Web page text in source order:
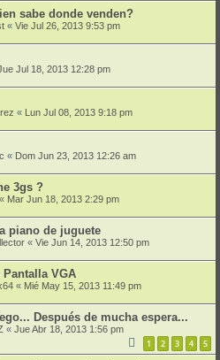
sabe donde venden?
« Vie Jul 26, 2013 9:53 pm
Jul 18, 2013 12:28 pm
« Lun Jul 08, 2013 9:18 pm
« Dom Jun 23, 2013 12:26 am
3gs ?
« Mar Jun 18, 2013 2:29 pm
piano de juguete
« Vie Jun 14, 2013 12:50 pm
VGA
« Mié May 15, 2013 11:49 pm
Después de mucha espera...
« Jue Abr 18, 2013 1:56 pm
1 2 3 4 5